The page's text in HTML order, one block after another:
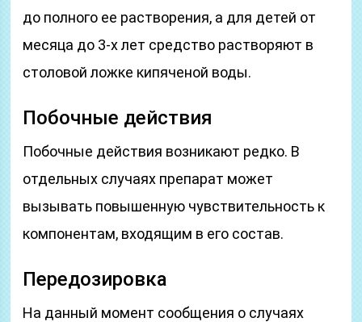
до полного ее растворения, а для детей от
месяца до 3-х лет средство растворяют в
столовой ложке кипяченой воды.
Побочные действия
Побочные действия возникают редко. В
отдельных случаях препарат может
вызывать повышенную чувствительность к
компонентам, входящим в его состав.
Передозировка
На данный момент сообщения о случаях